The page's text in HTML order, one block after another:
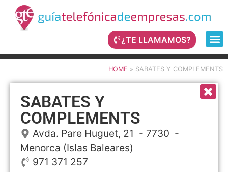
¿TE LLAMAMOS?
HOME » SABATES Y COMPLEMENTS
SABATES Y
COMPLEMENTS
Avda. Pare Huguet, 21 - 7730 -
Menorca (Islas Baleares)
971 371 257